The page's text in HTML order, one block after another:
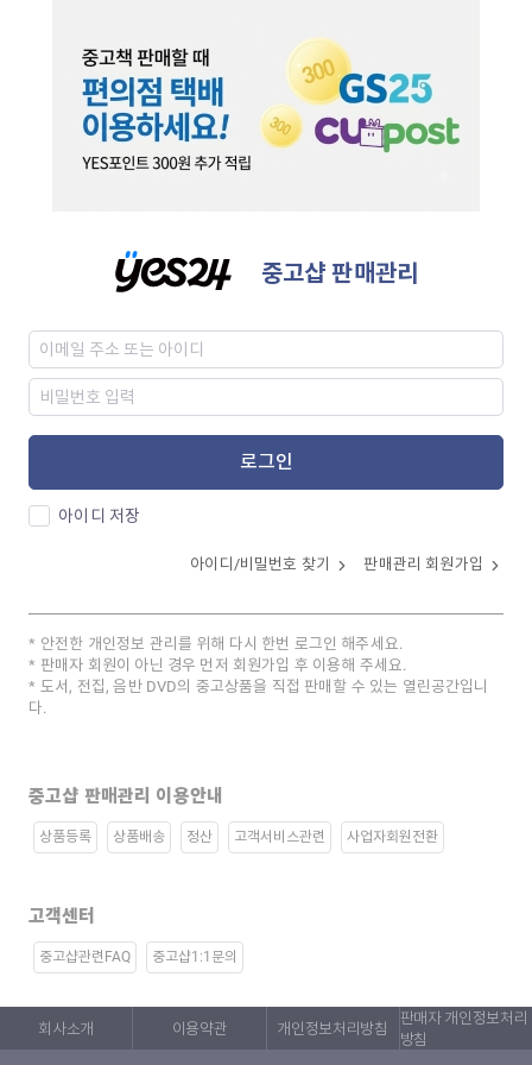
중고샵 판매관리
로그인
아이디 저장
아이디/비밀번호 찾기 판매관리 회원가입
안전한 개인정보 관리를 위해 다시 한번 로그인 해주세요.
판매자 회원이 아닌 경우 먼저 회원가입 후 이용해 주세요.
도서, 전집, 음반 DVD의 중고상품을 직접 판매할 수 있는 열린공간입니
다.
중고샵 판매관리 이용안내
상품등록 상품배송 정산 고객서비스관련 사업자회원전환
고객센터
중고샵관련FAQ 중고샵1:1문의
회사소개 이용약관 개인정보처리방침
판매자 개인정보처리
방침